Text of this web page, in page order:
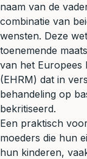
naam van de
combinatie van
wensten. Deze
toenemende
van het Europees
(EHRM) dat in
behandeling op
bekritiseerd.
Een praktisch
moeders die hun
hun kinderen,